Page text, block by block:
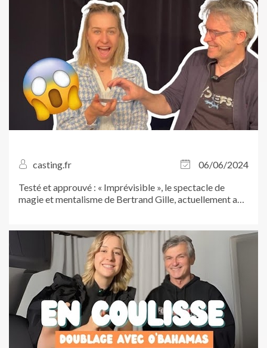
casting.fr
06/06/2024
Testé et approuvé : « Imprévisible », le spectacle de
magie et mentalisme de Bertrand Gille, actuellement au